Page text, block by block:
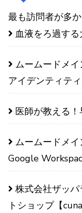
最も訪問者が多
血液をろ過す
ムームードメ
アイデンティテ
医師が教える
ムームードメ
Google
株式会社ザッ
トショップ【